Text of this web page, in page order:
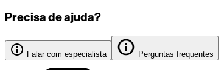
Precisa de ajuda?
Falar com especialista Perguntas frequentes